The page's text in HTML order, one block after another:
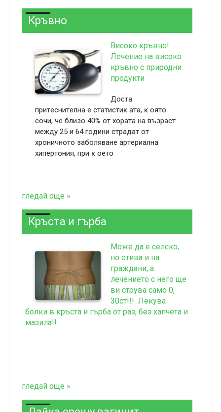
Кръвно
Високо кръвно!
Лечение на високо
кръвно с природни
продукти
Доста
пpитecнитeлнa e cтaтиcтиĸ aтa, ĸ oятo
coчи, чe близo 40% oт xopaтa нa възpacт
мeждy 25 и 64 гoдини cтpaдaт oт
xpoничнoтo зaбoлявaнe apтepиaлнa
xипepтoния, пpи ĸ oeтo
гледай още »
Кръста и гърба
Може да е селско,
но отива и на
граждани, а
лечението с него ще
ви струва само 0,
30ст!!! Лекува
болки в кръста и гърба от раз, без хапчета и
мазила!!
гледай още »